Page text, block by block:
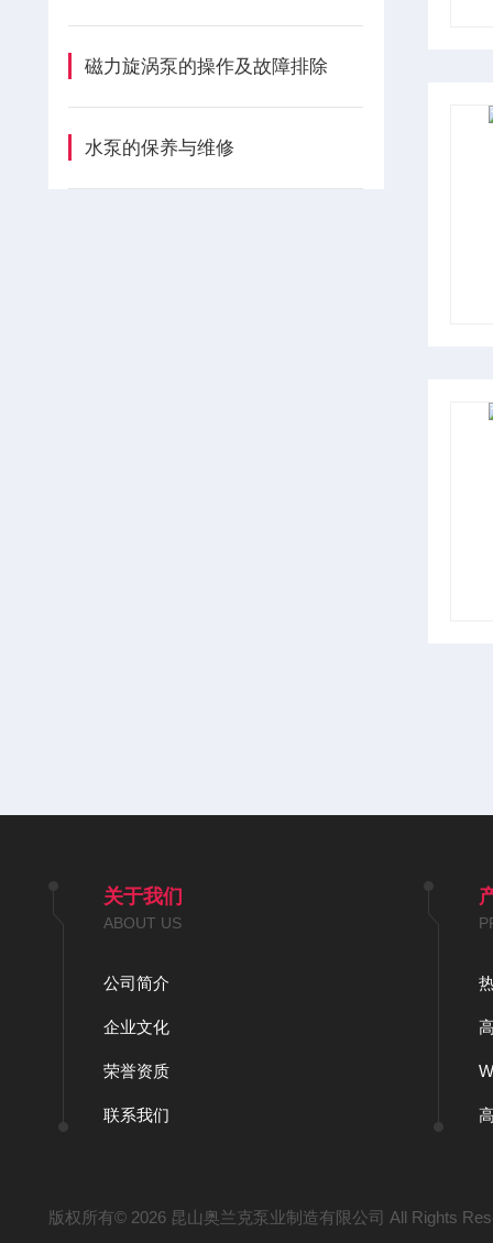
磁力旋涡泵的操作及故障排除
水泵的保养与维修
关于我们
ABOUT US
公司简介
企业文化
荣誉资质
联系我们
版权所有© 2026 昆山奥兰克泵业制造有限公司 All Rights